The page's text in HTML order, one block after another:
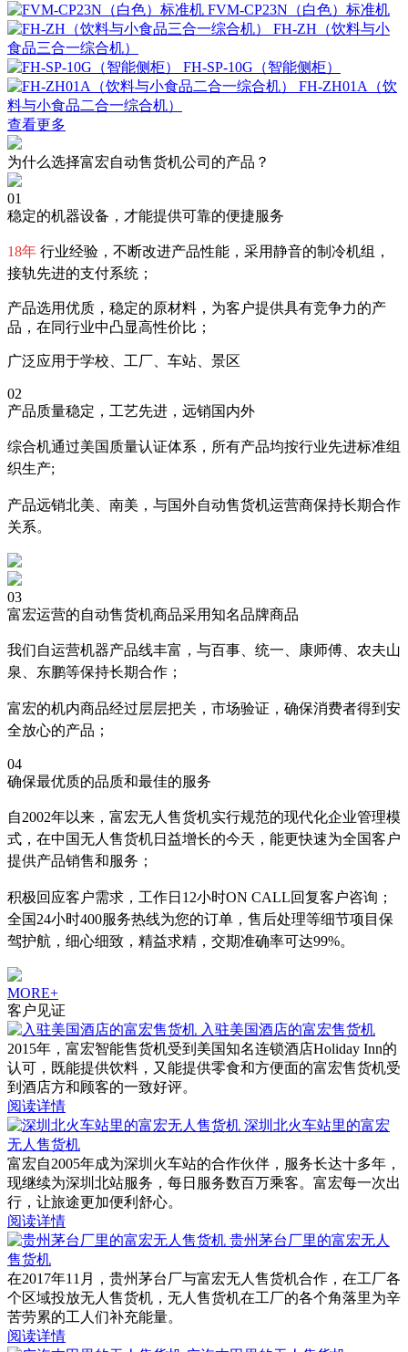
FVM-CP23N（白色）标准机
FH-ZH（饮料与小
食品三合一综合机）
FH-SP-10G（智能侧柜）
FH-ZH01A（饮
料与小食品二合一综合机）
查看更多
为什么选择富宏自动售货机公司的产品？
01
稳定的机器设备，才能提供可靠的便捷服务
18年 行业经验，不断改进产品性能，采用静音的制冷机组，
接轨先进的支付系统；
产品选用优质，稳定的原材料，为客户提供具有竞争力的产
品，在同行业中凸显高性价比；
广泛应用于学校、工厂、车站、景区
02
产品质量稳定，工艺先进，远销国内外
综合机通过美国质量认证体系，所有产品均按行业先进标准组
织生产;
产品远销北美、南美，与国外自动售货机运营商保持长期合作
关系。
03
富宏运营的自动售货机商品采用知名品牌商品
我们自运营机器产品线丰富，与百事、统一、康师傅、农夫山
泉、东鹏等保持长期合作；
富宏的机内商品经过层层把关，市场验证，确保消费者得到安
全放心的产品；
04
确保最优质的品质和最佳的服务
自2002年以来，富宏无人售货机实行规范的现代化企业管理模
式，在中国无人售货机日益增长的今天，能更快速为全国客户
提供产品销售和服务；
积极回应客户需求，工作日12小时ON CALL回复客户咨询；
全国24小时400服务热线为您的订单，售后处理等细节项目保
驾护航，细心细致，精益求精，交期准确率可达99%。
MORE+
客户见证
入驻美国酒店的富宏售货机
2015年，富宏智能售货机受到美国知名连锁酒店Holiday Inn的
认可，既能提供饮料，又能提供零食和方便面的富宏售货机受
到酒店方和顾客的一致好评。
阅读详情
深圳北火车站里的富宏
无人售货机
富宏自2005年成为深圳火车站的合作伙伴，服务长达十多年，
现继续为深圳北站服务，每日服务数百万乘客。富宏每一次出
行，让旅途更加便利舒心。
阅读详情
贵州茅台厂里的富宏无人
售货机
在2017年11月，贵州茅台厂与富宏无人售货机合作，在工厂各
个区域投放无人售货机，无人售货机在工厂的各个角落里为辛
苦劳累的工人们补充能量。
阅读详情